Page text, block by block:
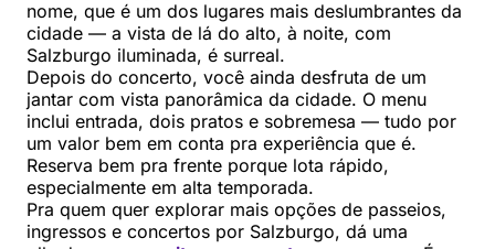
nome, que é um dos lugares mais deslumbrantes da
cidade — a vista de lá do alto, à noite, com
Salzburgo iluminada, é surreal.
Depois do concerto, você ainda desfruta de um
jantar com vista panorâmica da cidade. O menu
inclui entrada, dois pratos e sobremesa — tudo por
um valor bem em conta pra experiência que é.
Reserva bem pra frente porque lota rápido,
especialmente em alta temporada.
Pra quem quer explorar mais opções de passeios,
ingressos e concertos por Salzburgo, dá uma